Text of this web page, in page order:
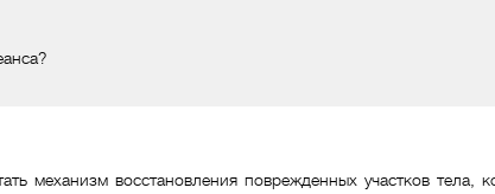
механизм восстановления поврежденных участков